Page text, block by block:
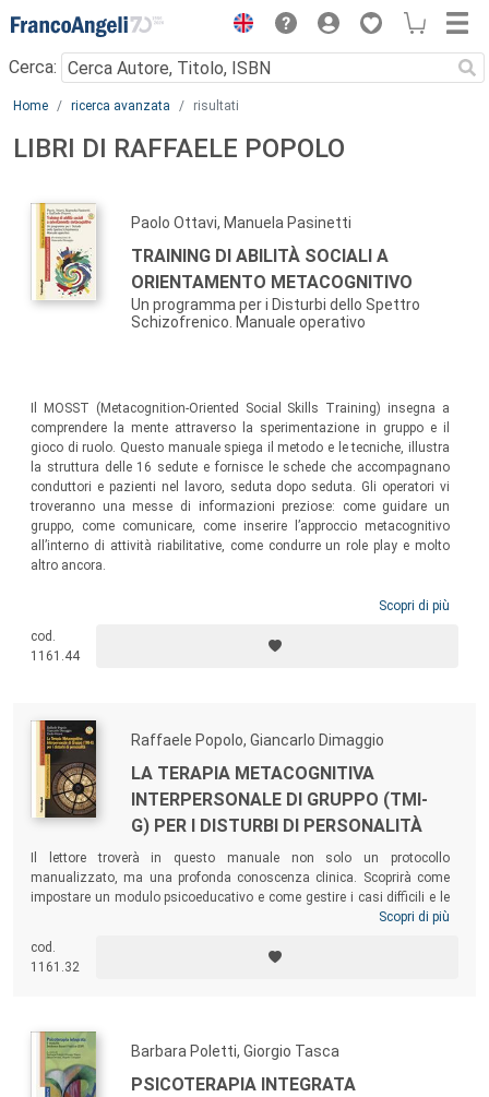
Menu
Cerca:
Main content
Home ricerca avanzata risultati
LIBRI DI RAFFAELE POPOLO
Paolo Ottavi, Manuela Pasinetti
TRAINING DI ABILITÀ SOCIALI A
ORIENTAMENTO METACOGNITIVO
Un programma per i Disturbi dello Spettro
Schizofrenico. Manuale operativo
Il MOSST (Metacognition-Oriented Social Skills Training) insegna a
comprendere la mente attraverso la sperimentazione in gruppo e il
gioco di ruolo. Questo manuale spiega il metodo e le tecniche, illustra
la struttura delle 16 sedute e fornisce le schede che accompagnano
conduttori e pazienti nel lavoro, seduta dopo seduta. Gli operatori vi
troveranno una messe di informazioni preziose: come guidare un
gruppo, come comunicare, come inserire l’approccio metacognitivo
all’interno di attività riabilitative, come condurre un role play e molto
altro ancora.
Scopri di più
cod.
1161.44
Raffaele Popolo, Giancarlo Dimaggio
LA TERAPIA METACOGNITIVA
INTERPERSONALE DI GRUPPO (TMI-
G) PER I DISTURBI DI PERSONALITÀ
Il lettore troverà in questo manuale non solo un protocollo
manualizzato, ma una profonda conoscenza clinica. Scoprirà come
impostare un modulo psicoeducativo e come gestire i casi difficili e le
situazioni critiche. Apprenderà i modi per gestire i gruppi e per entrare in
giochi di ruolo terapeutici, per permettere ai pazienti di accedere a
modalità alternative di lettura degli eventi relazionali e a
Scopri di più
cod.
1161.32
Barbara Poletti, Giorgio Tasca
PSICOTERAPIA INTEGRATA